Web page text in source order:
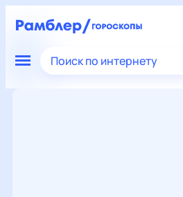
Поиск по интернету